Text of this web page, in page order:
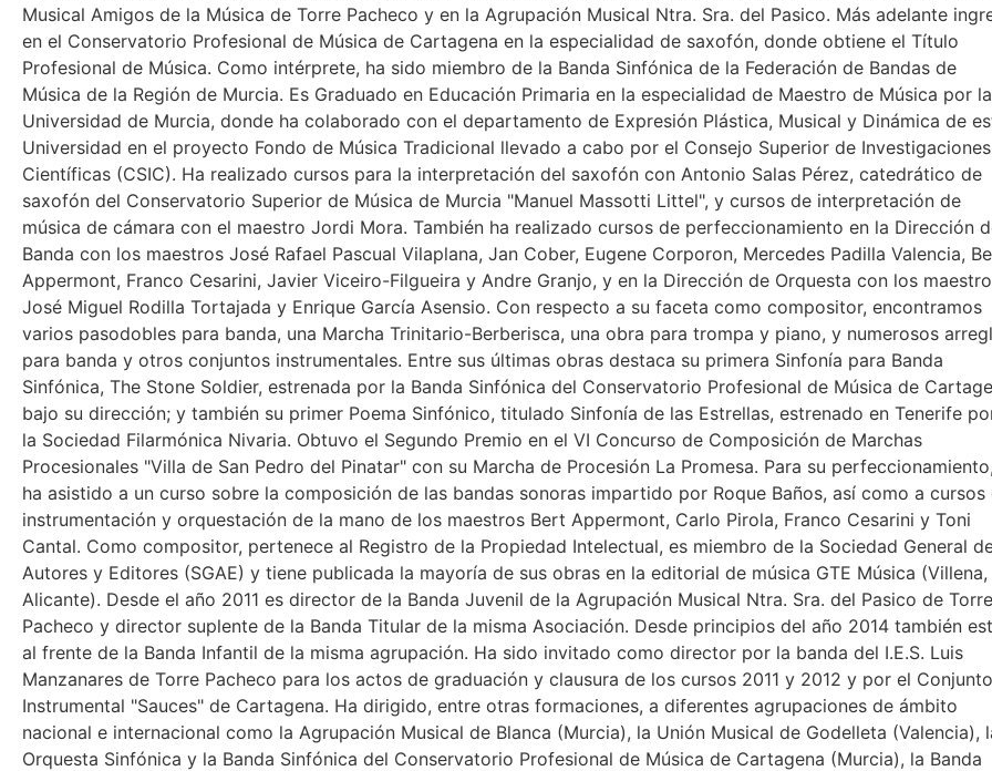
Musical Amigos de la Música de Torre Pacheco y en la Agrupación Musical Ntra. Sra. del Pasico. Más adelante
en el Conservatorio Profesional de Música de Cartagena en la especialidad de saxofón, donde obtiene el Título
Profesional de Música. Como intérprete, ha sido miembro de la Banda Sinfónica de la Federación de Bandas de
Música de la Región de Murcia. Es Graduado en Educación Primaria en la especialidad de Maestro de Música por la
Universidad de Murcia, donde ha colaborado con el departamento de Expresión Plástica, Musical y Dinámica de
Universidad en el proyecto Fondo de Música Tradicional llevado a cabo por el Consejo Superior de Investigaciones
Científicas (CSIC). Ha realizado cursos para la interpretación del saxofón con Antonio Salas Pérez, catedrático de
saxofón del Conservatorio Superior de Música de Murcia "Manuel Massotti Littel", y cursos de interpretación de
música de cámara con el maestro Jordi Mora. También ha realizado cursos de perfeccionamiento en la Dirección
Banda con los maestros José Rafael Pascual Vilaplana, Jan Cober, Eugene Corporon, Mercedes Padilla Valencia,
Appermont, Franco Cesarini, Javier Viceiro-Filgueira y Andre Granjo, y en la Dirección de Orquesta con los
José Miguel Rodilla Tortajada y Enrique García Asensio. Con respecto a su faceta como compositor, encontramos
varios pasodobles para banda, una Marcha Trinitario-Berberisca, una obra para trompa y piano, y numerosos
para banda y otros conjuntos instrumentales. Entre sus últimas obras destaca su primera Sinfonía para Banda
Sinfónica, The Stone Soldier, estrenada por la Banda Sinfónica del Conservatorio Profesional de Música de
bajo su dirección; y también su primer Poema Sinfónico, titulado Sinfonía de las Estrellas, estrenado en Tenerife
la Sociedad Filarmónica Nivaria. Obtuvo el Segundo Premio en el VI Concurso de Composición de Marchas
Procesionales "Villa de San Pedro del Pinatar" con su Marcha de Procesión La Promesa. Para su perfeccionamiento,
ha asistido a un curso sobre la composición de las bandas sonoras impartido por Roque Baños, así como a cursos
instrumentación y orquestación de la mano de los maestros Bert Appermont, Carlo Pirola, Franco Cesarini y Toni
Cantal. Como compositor, pertenece al Registro de la Propiedad Intelectual, es miembro de la Sociedad General
Autores y Editores (SGAE) y tiene publicada la mayoría de sus obras en la editorial de música GTE Música (Villena,
Alicante). Desde el año 2011 es director de la Banda Juvenil de la Agrupación Musical Ntra. Sra. del Pasico de Torre
Pacheco y director suplente de la Banda Titular de la misma Asociación. Desde principios del año 2014 también
al frente de la Banda Infantil de la misma agrupación. Ha sido invitado como director por la banda del I.E.S. Luis
Manzanares de Torre Pacheco para los actos de graduación y clausura de los cursos 2011 y 2012 y por el Conjunto
Instrumental "Sauces" de Cartagena. Ha dirigido, entre otras formaciones, a diferentes agrupaciones de ámbito
nacional e internacional como la Agrupación Musical de Blanca (Murcia), la Unión Musical de Godelleta (Valencia),
Orquesta Sinfónica y la Banda Sinfónica del Conservatorio Profesional de Música de Cartagena (Murcia), la Banda